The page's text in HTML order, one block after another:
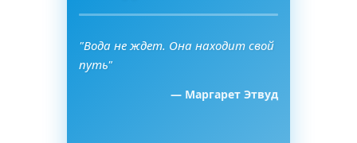
"Вода не ждет. Она находит свой
путь"
— Маргарет Этвуд